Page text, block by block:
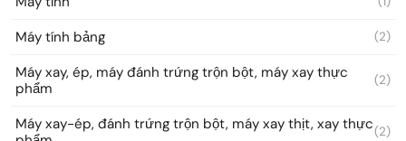
Máy tính bảng (2)
Máy xay, ép, máy đánh trứng trộn bột, máy xay thực
phẩm
(2)
Máy xay-ép, đánh trứng trộn bột, máy xay thịt, xay thực(2)